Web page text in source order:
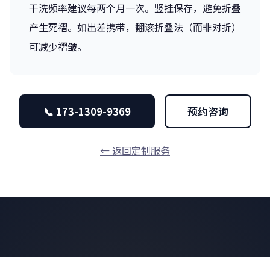
干洗频率建议每两个月一次。竖挂保存，避免折叠
产生死褶。如出差携带，翻滚折叠法（而非对折）
可减少褶皱。
📞 173-1309-9369 预约咨询
← 返回定制服务